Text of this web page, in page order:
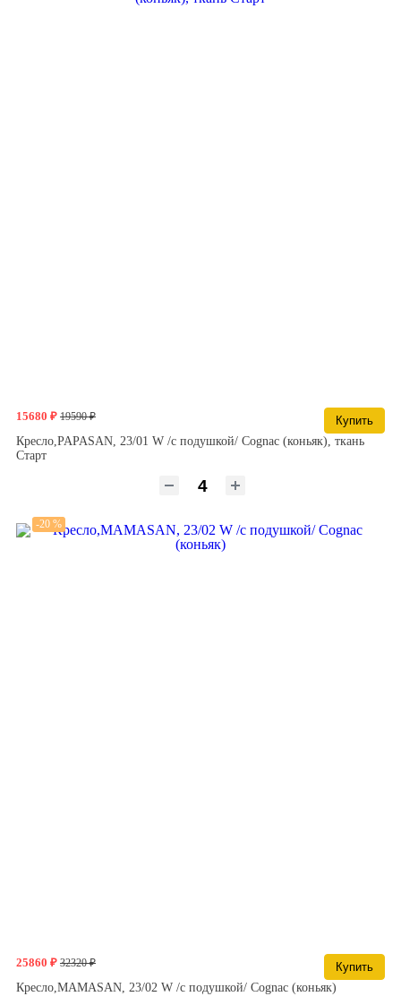
15680 ₽ 19590 ₽
Купить
Кресло,PAPASAN, 23/01 W /с подушкой/ Cognac (коньяк), ткань
Старт
25860 ₽ 32320 ₽
-20 %
Купить
Кресло,MAMASAN, 23/02 W /с подушкой/ Cognac (коньяк)